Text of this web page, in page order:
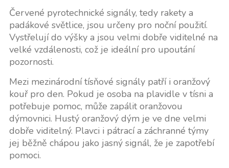
Červené pyrotechnické signály, tedy rakety a
padákové světlice, jsou určeny pro noční použití.
Vystřelují do výšky a jsou velmi dobře viditelné na
velké vzdálenosti, což je ideální pro upoutání
pozornosti.
Mezi mezinárodní tísňové signály patří i oranžový
kouř pro den. Pokud je osoba na plavidle v tísni a
potřebuje pomoc, může zapálit oranžovou
dýmovnici. Hustý oranžový dým je ve dne velmi
dobře viditelný. Plavci i pátrací a záchranné týmy
jej běžně chápou jako jasný signál, že je zapotřebí
pomoci.